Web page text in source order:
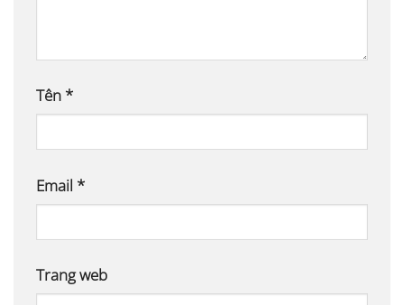
Tên *
Email *
Trang web